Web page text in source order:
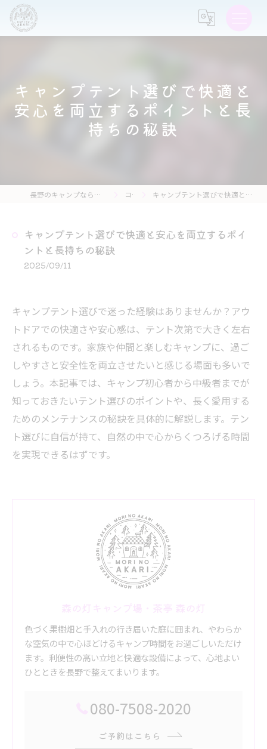
キャンプテント選びで快適と
安心を両立するポイントと長
持ちの秘訣
長野のキャンプなら森の灯キャンプ場・茶亭 森の灯 コラム キャンプテント選びで快適と安心を両立するポイントと長持ちの秘訣
キャンプテント選びで快適と安心を両立するポイ
ントと長持ちの秘訣
2025/09/11
キャンプテント選びで迷った経験はありませんか？アウ
トドアでの快適さや安心感は、テント次第で大きく左右
されるものです。家族や仲間と楽しむキャンプに、過ご
しやすさと安全性を両立させたいと感じる場面も多いで
しょう。本記事では、キャンプ初心者から中級者までが
知っておきたいテント選びのポイントや、長く愛用する
ためのメンテナンスの秘訣を具体的に解説します。テン
ト選びに自信が持て、自然の中で心からくつろげる時間
を実現できるはずです。
色づく果樹畑と手入れの行き届いた庭に囲まれ、やわらか
な空気の中で心ほどけるキャンプ時間をお過ごしいただけ
ます。利便性の高い立地と快適な設備によって、心地よい
ひとときを長野で整えてまいります。
080-7508-2020
ご予約はこちら